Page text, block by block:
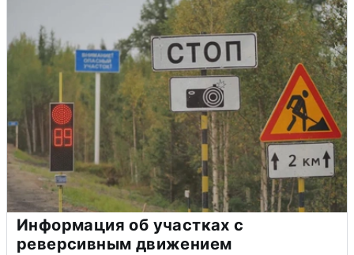
Информация об участках с
реверсивным движением